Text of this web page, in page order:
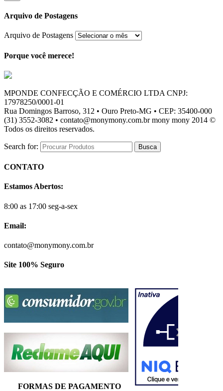
Arquivo de Postagens
Arquivo de Postagens
Porque você merece!
MPONDE CONFECÇÃO E COMÉRCIO LTDA CNPJ:
17978250/0001-01
Rua Domingos Barroso, 312 • Ouro Preto-MG • CEP: 35400-000
(31) 3552-3082 • contato@monymony.com.br mony mony 2014 ©
Todos os direitos reservados.
Search for:
CONTATO
Estamos Abertos:
8:00 as 17:00 seg-a-sex
Email:
contato@monymony.com.br
Site 100% Seguro
FORMAS DE PAGAMENTO